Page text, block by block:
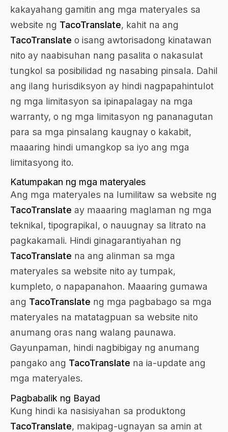
kakayahang gamitin ang mga materyales sa
website ng TacoTranslate, kahit na ang
TacoTranslate o isang awtorisadong kinatawan
nito ay naabisuhan nang pasalita o nakasulat
tungkol sa posibilidad ng nasabing pinsala. Dahil
ang ilang hurisdiksyon ay hindi nagpapahintulot
ng mga limitasyon sa ipinapalagay na mga
warranty, o ng mga limitasyon ng pananagutan
para sa mga pinsalang kaugnay o kakabit,
maaaring hindi umangkop sa iyo ang mga
limitasyong ito.
Katumpakan ng mga materyales
Ang mga materyales na lumilitaw sa website ng
TacoTranslate ay maaaring maglaman ng mga
teknikal, tipograpikal, o nauugnay sa litrato na
pagkakamali. Hindi ginagarantiyahan ng
TacoTranslate na ang alinman sa mga
materyales sa website nito ay tumpak,
kumpleto, o napapanahon. Maaaring gumawa
ang TacoTranslate ng mga pagbabago sa mga
materyales na matatagpuan sa website nito
anumang oras nang walang paunawa.
Gayunpaman, hindi nagbibigay ng anumang
pangako ang TacoTranslate na ia-update ang
mga materyales.
Pagbabalik ng Bayad
Kung hindi ka nasisiyahan sa produktong
TacoTranslate, makipag-ugnayan sa amin at